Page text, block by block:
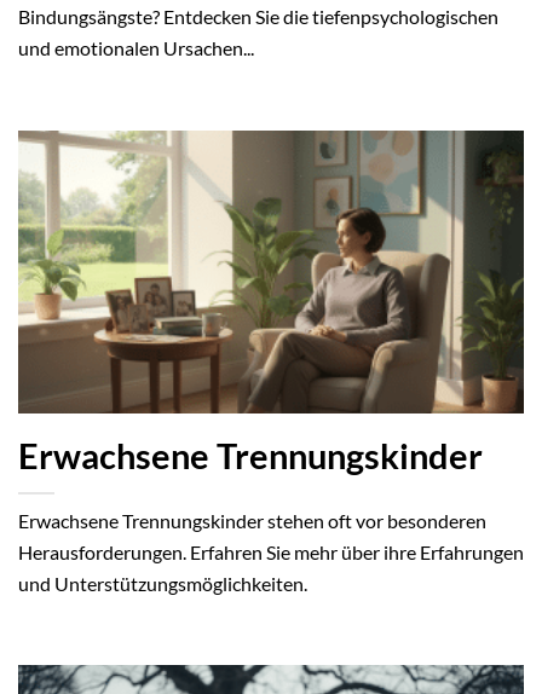
Bindungsängste? Entdecken Sie die tiefenpsychologischen
und emotionalen Ursachen...
Erwachsene Trennungskinder
Erwachsene Trennungskinder stehen oft vor besonderen
Herausforderungen. Erfahren Sie mehr über ihre Erfahrungen
und Unterstützungsmöglichkeiten.